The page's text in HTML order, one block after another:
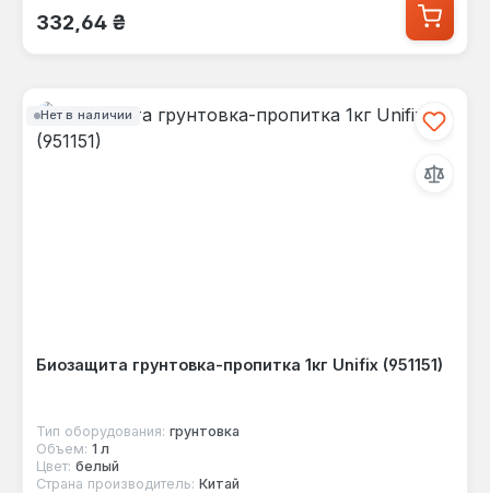
Обычная цена:
332,64 ₴
Нет в наличии
Биозащита грунтовка-пропитка 1кг Unifix (951151)
Тип оборудования: грунтовка
Объем: 1 л
Цвет: белый
Страна производитель: Китай